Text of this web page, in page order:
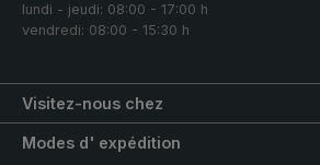
Visitez-nous chez
lundi - jeudi: 08:00 - 17:00 h
vendredi: 08:00 - 15:30 h
Modes d' expédition